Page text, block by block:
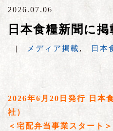
2026.07.06
日本食糧新聞に
| メディア掲載, 日本
2026年6月20日発行 日本
社）
＜宅配弁当事業スタート＞